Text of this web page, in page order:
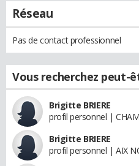
Réseau
Pas de contact professionnel
Vous recherchez peut-
Brigitte BRIERE
profil personnel |
Brigitte BRIERE
profil personnel | AIX